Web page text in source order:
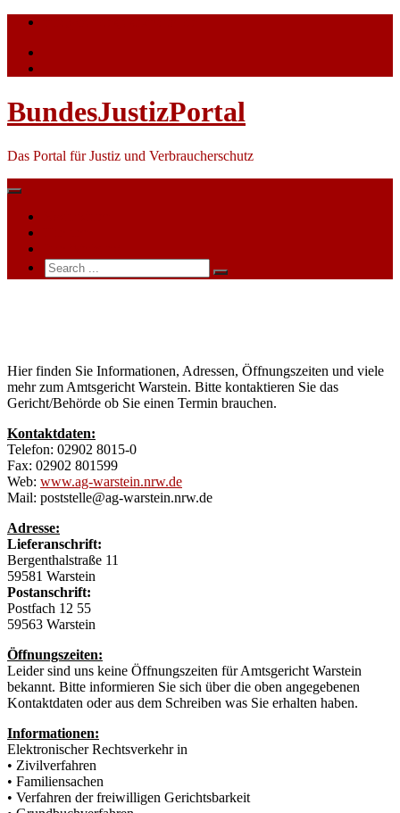
Skip
content
BundesJustizPortal
Das Portal für Justiz und Verbraucherschutz
Search
for:
Hier finden Sie Informationen, Adressen, Öffnungszeiten und viele
mehr zum Amtsgericht Warstein. Bitte kontaktieren Sie das
Gericht/Behörde ob Sie einen Termin brauchen.
Kontaktdaten:
Telefon: 02902 8015-0
Fax: 02902 801599
Web: www.ag-warstein.nrw.de
Mail: poststelle@ag-warstein.nrw.de
Adresse:
Lieferanschrift:
Bergenthalstraße 11
59581 Warstein
Postanschrift:
Postfach 12 55
59563 Warstein
Öffnungszeiten:
Leider sind uns keine Öffnungszeiten für Amtsgericht Warstein
bekannt. Bitte informieren Sie sich über die oben angegebenen
Kontaktdaten oder aus dem Schreiben was Sie erhalten haben.
Informationen:
Elektronischer Rechtsverkehr in
• Zivilverfahren
• Familiensachen
• Verfahren der freiwilligen Gerichtsbarkeit